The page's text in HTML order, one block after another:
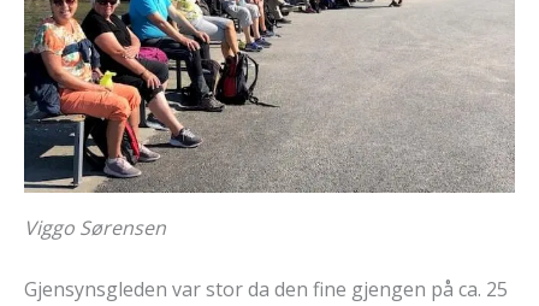
Viggo Sørensen
Gjensynsgleden var stor da den fine gjengen på ca. 25